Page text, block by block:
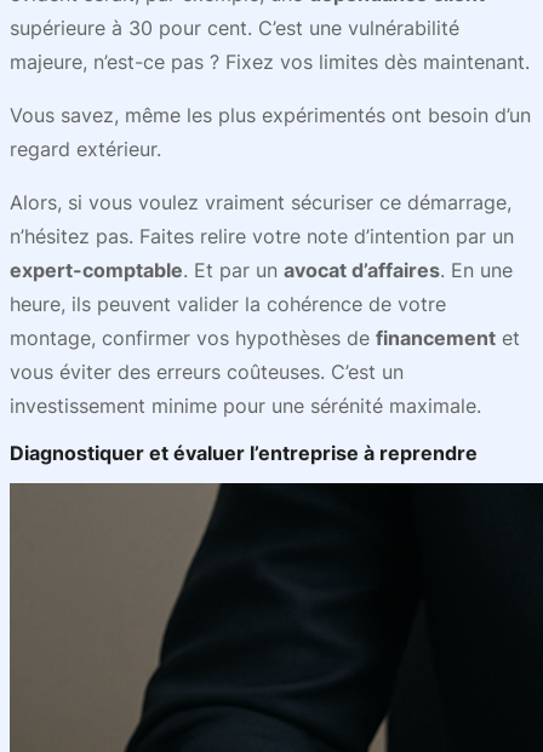
supérieure à 30 pour cent. C’est une vulnérabilité
majeure, n’est-ce pas ? Fixez vos limites dès maintenant.
Vous savez, même les plus expérimentés ont besoin d’un
regard extérieur.
Alors, si vous voulez vraiment sécuriser ce démarrage,
n’hésitez pas. Faites relire votre note d’intention par un
expert-comptable. Et par un avocat d’affaires. En une
heure, ils peuvent valider la cohérence de votre
montage, confirmer vos hypothèses de financement et
vous éviter des erreurs coûteuses. C’est un
investissement minime pour une sérénité maximale.
Diagnostiquer et évaluer l’entreprise à reprendre